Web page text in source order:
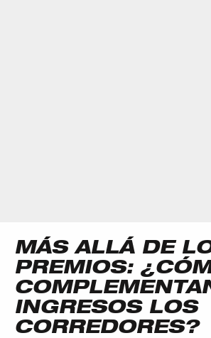
MÁS ALLÁ DE
PREMIOS:
INGRESOS LOS
CORREDORES?